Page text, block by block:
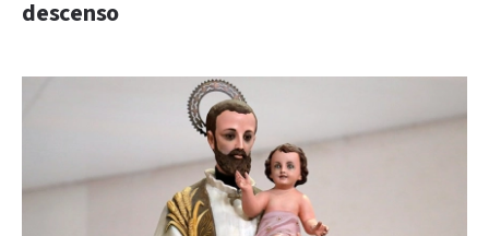
descenso